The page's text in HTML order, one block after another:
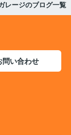
レージのブログ一覧
問い合わせ